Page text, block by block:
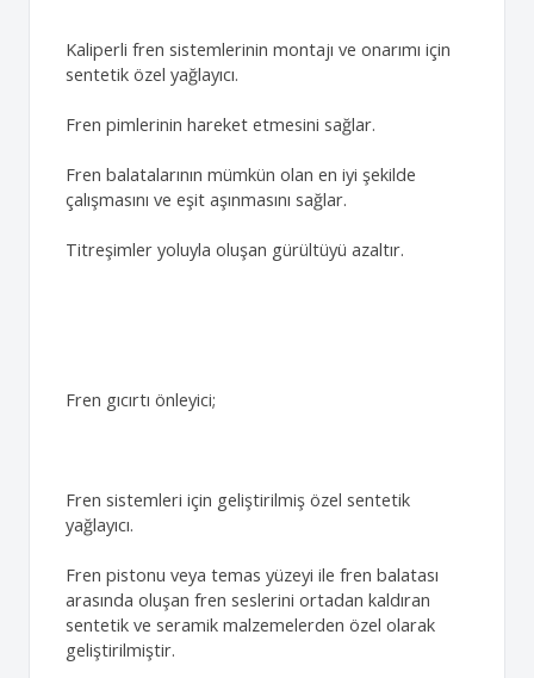
Kaliperli fren sistemlerinin montajı ve onarımı için
sentetik özel yağlayıcı.
Fren pimlerinin hareket etmesini sağlar.
Fren balatalarının mümkün olan en iyi şekilde
çalışmasını ve eşit aşınmasını sağlar.
Titreşimler yoluyla oluşan gürültüyü azaltır.
Fren gıcırtı önleyici;
Fren sistemleri için geliştirilmiş özel sentetik
yağlayıcı.
Fren pistonu veya temas yüzeyi ile fren balatası
arasında oluşan fren seslerini ortadan kaldıran
sentetik ve seramik malzemelerden özel olarak
geliştirilmiştir.